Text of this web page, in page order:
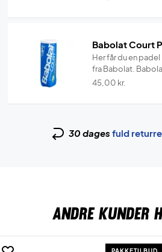
Babolat Court
Her får du en
fra Babolat.
45,00 kr.
30 dages fuld
ANDRE KUNDER